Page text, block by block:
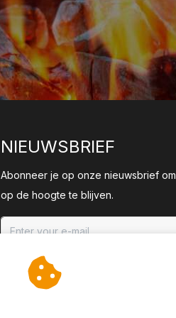
NIEUWSBRIEF
Abonneer je op onze nieuwsbrief om
op de hoogte te blijven.
ABONNEER